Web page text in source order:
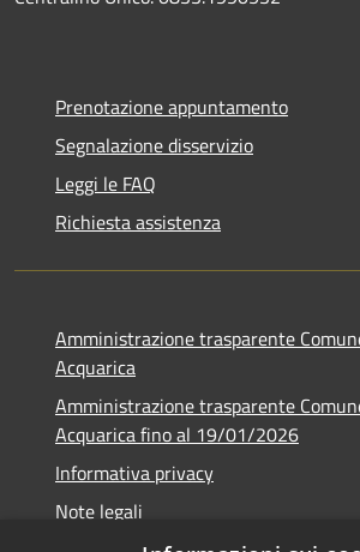
Prenotazione appuntamento
Segnalazione disservizio
Leggi le FAQ
Richiesta assistenza
Amministrazione trasparente
Acquarica
Amministrazione trasparente
Acquarica fino al 19/01/2026
Informativa privacy
Note legali